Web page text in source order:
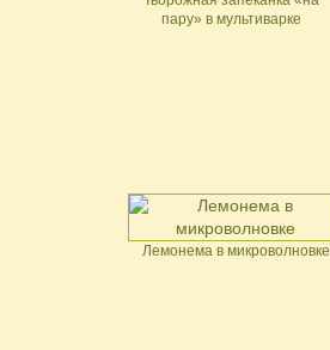
пару» в мультиварке
Лемонема в микроволновке